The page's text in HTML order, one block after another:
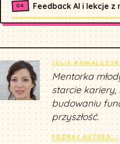
Feedback AI i lekcje z
JULIA KOWALCZYK
Mentorka
starcie kariery,
budowaniu
przyszłość.
POZNAJ AUTORA →